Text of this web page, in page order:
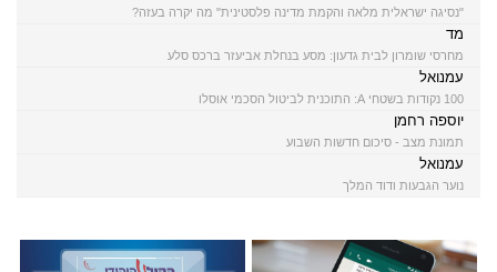
"נסיגה ישראלית מלאה והקמת מדינה פלסטינית" מה יקרה בעזה?
מד
מחרסי שומרון לבית גדעון: מסע בנחלת אביעזר ברכס סלע
עמנואל
100 נקודות בשטחי A: התוכנית לביטול הסכמי אוסלו
יוספה רחמן
תמונת מצב - סיכום חדשות השבוע
עמנואל
נוער הגבעות ודוד המלך